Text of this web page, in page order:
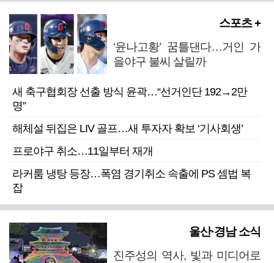
스포츠 +
‘윤나고황’ 꿈틀댄다…거인 가
을야구 불씨 살릴까
새 축구협회장 선출 방식 윤곽…“선거인단 192→2만
명”
해체설 뒤집은 LIV 골프…새 투자자 확보 ‘기사회생’
프로야구 취소…11일부터 재개
라커룸 냉탕 등장…폭염 경기취소 속출에 PS 셈법 복
잡
울산·경남 소식
진주성의 역사, 빛과 미디어로